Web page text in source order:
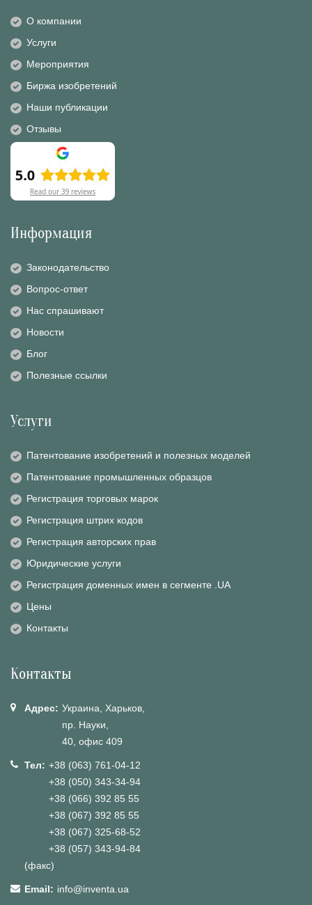
О компании
Услуги
Мероприятия
Биржа изобретений
Наши публикации
Отзывы
Информация
Законодательство
Вопрос-ответ
Нас спрашивают
Новости
Блог
Полезные ссылки
Услуги
Патентование изобретений и полезных моделей
Патентование промышленных образцов
Регистрация торговых марок
Регистрация штрих кодов
Регистрация авторских прав
Юридические услуги
Регистрация доменных имен в сегменте .UA
Цены
Контакты
Контакты
Адрес: Украина, Харьков,
пр. Науки,
40, офис 409
Тел: +38 (063) 761-04-12
+38 (050) 343-34-94
+38 (066) 392 85 55
+38 (067) 392 85 55
+38 (067) 325-68-52
+38 (057) 343-94-84
(факс)
Email: info@inventa.ua